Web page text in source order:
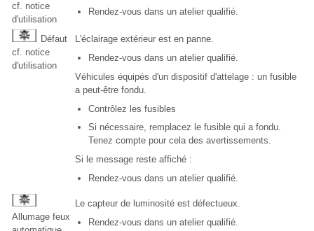
cf. notice
d'utilisation
Rendez-vous dans un atelier qualifié.
Défaut
cf. notice
d'utilisation
L'éclairage extérieur est en panne.
Rendez-vous dans un atelier qualifié.
Véhicules équipés d'un dispositif d'attelage : un fusible
a peut-être fondu.
Contrôlez les fusibles
Si nécessaire, remplacez le fusible qui a fondu.
Tenez compte pour cela des avertissements.
Si le message reste affiché :
Rendez-vous dans un atelier qualifié.
Allumage feux
Le capteur de luminosité est défectueux.
Rendez-vous dans un atelier qualifié.